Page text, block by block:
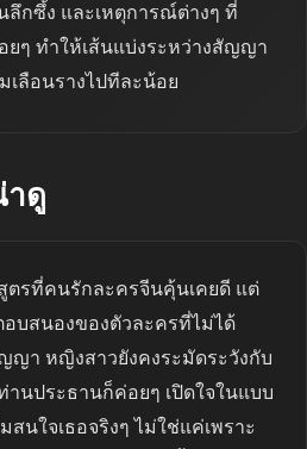
ลึกซึ้ง และเหตุการณ์ต่างๆ ที่
ๆ ทำให้เส้นแบ่งระหว่างสัญญา
เลือนรางไปทีละน้อย
าดู
ตรที่คนรักละครจีนคุ้นเคยดี แต่
บสนองของตัวละครที่ไม่ได้
ญา หญิงสาวยังคงระมัดระวังกับ
นประธานก็ค่อยๆ เปิดใจในแบบ
สนใจเธอจริงๆ ไม่ใช่แค่เพราะ